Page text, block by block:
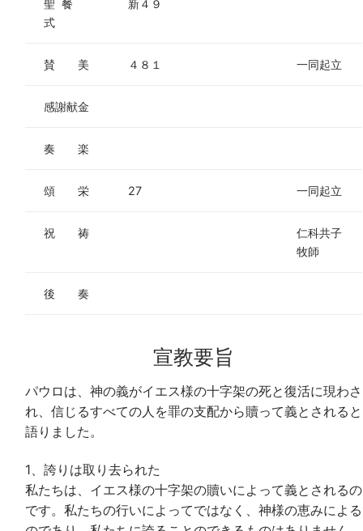
聖 餐
式
新４９
賛 美 ４８１ 一同起立
感謝献金
奏 楽
頌 栄 27 一同起立
祝 祷
仁科共子
牧師
後 奏
宣教要旨
パウロは、神の義がイエス様の十字架の死と復活に現わさ
れ、信じるすべての人を罪の支配から贖って義とされると
語りました。
1、誇りは取り去られた
私たちは、イエス様の十字架の贖いによって義とされるの
です。私たちの行いによってではなく、神様の恵みによる